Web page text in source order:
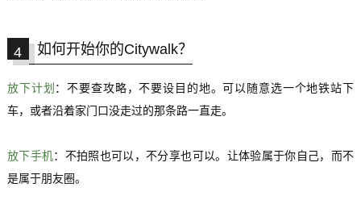
4 如何开始你的Citywalk？
放下计划 ：不要查攻略，不要设目的地。可以随意选一个地铁站下
车，或者沿着家门口没走过的那条路一直走。
放下手机：不拍照也可以，不分享也可以。让体验属于你自己，而不
是属于朋友圈。